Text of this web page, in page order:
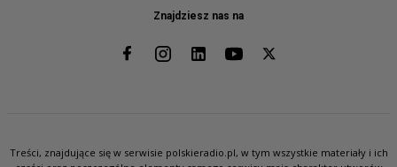
Znajdziesz nas na
Treści, znajdujące się w serwisie polskieradio.pl, w tym wszystkie materiały i ich